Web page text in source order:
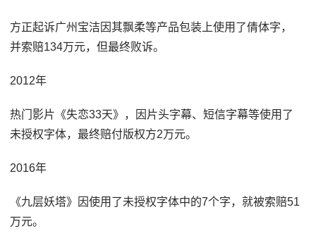
方正起诉广州宝洁因其飘柔等产品包装上使用了倩体字，
并索赔134万元，但最终败诉。
2012年
热门影片《失恋33天》，因片头字幕、短信字幕等使用了
未授权字体，最终赔付版权方2万元。
2016年
《九层妖塔》因使用了未授权字体中的7个字，就被索赔51
万元。